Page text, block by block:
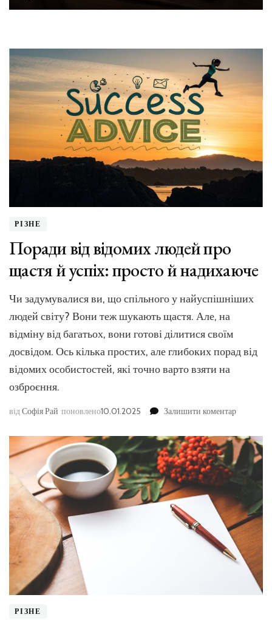
РІЗНЕ
Поради від відомих людей про
щастя й успіх: просто й надихаюче
Чи задумувалися ви, що спільного у найуспішніших
людей світу? Вони теж шукають щастя. Але, на
відміну від багатьох, вони готові ділитися своїм
досвідом. Ось кілька простих, але глибоких порад від
відомих особистостей, які точно варто взяти на
озброєння.
відСофія Рай поновлено10.01.2025 Залишити коментардо
від
відомих
людей
про
й
успіх:
просто
й
РІЗНЕ